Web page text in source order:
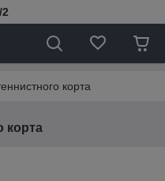
корта
корта